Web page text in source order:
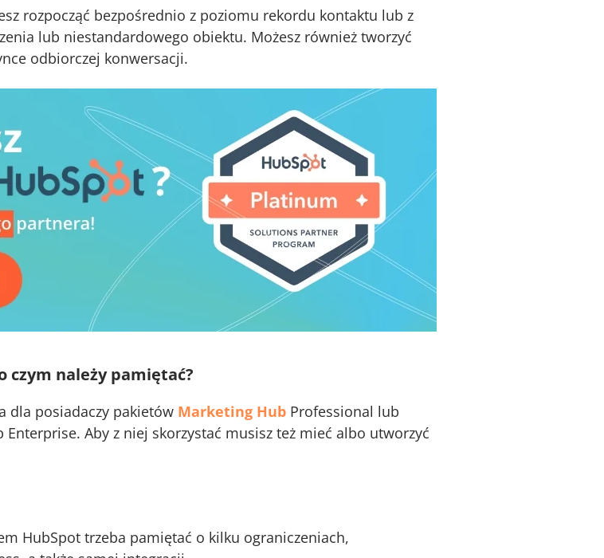
rozpocząć bezpośrednio z poziomu rekordu kontaktu lub z
lub niestandardowego obiektu. Możesz również tworzyć
odbiorczej konwersacji.
czym należy pamiętać?
dla posiadaczy pakietów Marketing Hub Professional lub
Enterprise. Aby z niej skorzystać musisz też mieć albo utworzyć
HubSpot trzeba pamiętać o kilku ograniczeniach,